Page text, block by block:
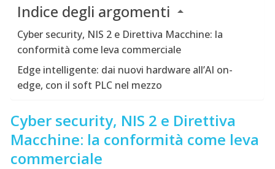
Indice degli argomenti
Cyber security, NIS 2 e Direttiva Macchine: la
conformità come leva commerciale
Edge intelligente: dai nuovi hardware all’AI on-
edge, con il soft PLC nel mezzo
Cyber security, NIS 2 e Direttiva
Macchine: la conformità come leva
commerciale